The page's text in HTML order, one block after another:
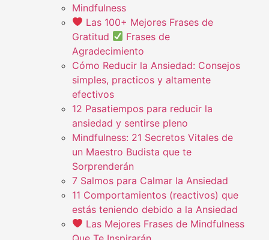
Mindfulness
Las 100+ Mejores Frases de
Gratitud
Frases de
Agradecimiento
Cómo Reducir la Ansiedad: Consejos
simples, practicos y altamente
efectivos
12 Pasatiempos para reducir la
ansiedad y sentirse pleno
Mindfulness: 21 Secretos Vitales de
un Maestro Budista que te
Sorprenderán
7 Salmos para Calmar la Ansiedad
11 Comportamientos (reactivos) que
estás teniendo debido a la Ansiedad
Las Mejores Frases de Mindfulness